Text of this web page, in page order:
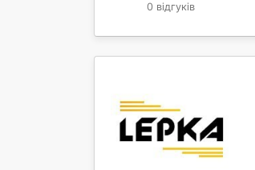
0 відгуків